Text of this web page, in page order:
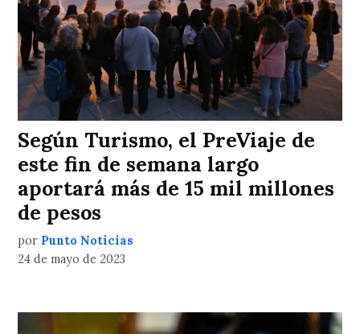
Según Turismo, el PreViaje de
este fin de semana largo
aportará más de 15 mil millones
de pesos
por Punto Noticias
24 de mayo de 2023